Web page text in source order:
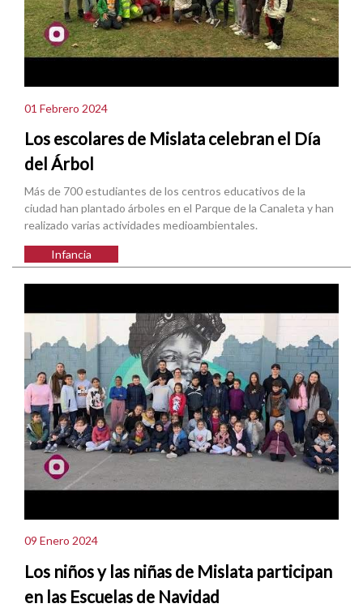
01 Febrero 2024
Los escolares de Mislata celebran el Día
del Árbol
Más de 700 estudiantes de los centros educativos de la
ciudad han plantado árboles en el Parque de la Canaleta y han
realizado varias actividades medioambientales.
Infancia
09 Enero 2024
Los niños y las niñas de Mislata participan
en las Escuelas de Navidad